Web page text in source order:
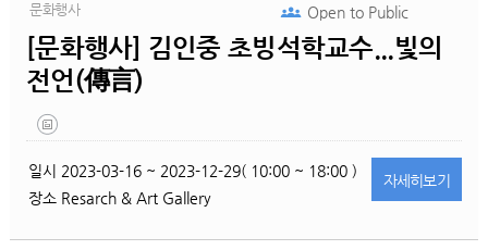
문화행사
[문화행사] 김인중 초빙석학교수...빛의
전언(傳言)
Open toPublic
일시 2023-03-16 ~ 2023-12-29( 10:00 ~ 18:00 )
장소 Resarch & Art Gallery
자세히보기